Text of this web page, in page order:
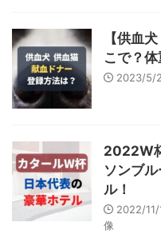
【供血
こで？
2023/5/
2022W
ソンブ
ル！
2022/11/
像